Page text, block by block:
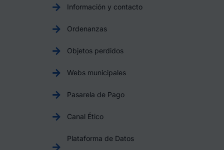
Información y contacto
Ordenanzas
Objetos perdidos
Webs municipales
Pasarela de Pago
Canal Ético
Plataforma de Datos